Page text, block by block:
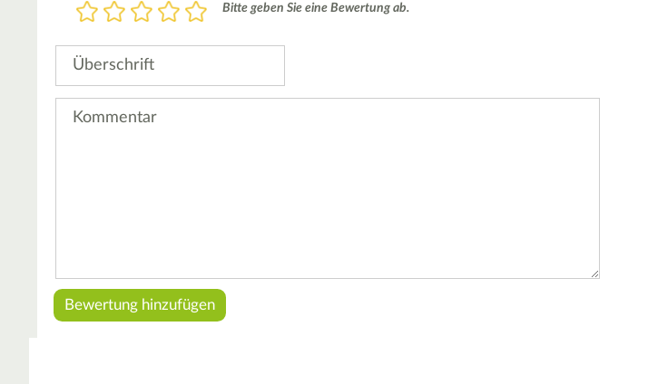
Bewertung
5
4
3
2
1
Bitte geben Sie eine Bewertung ab.
Überschrift